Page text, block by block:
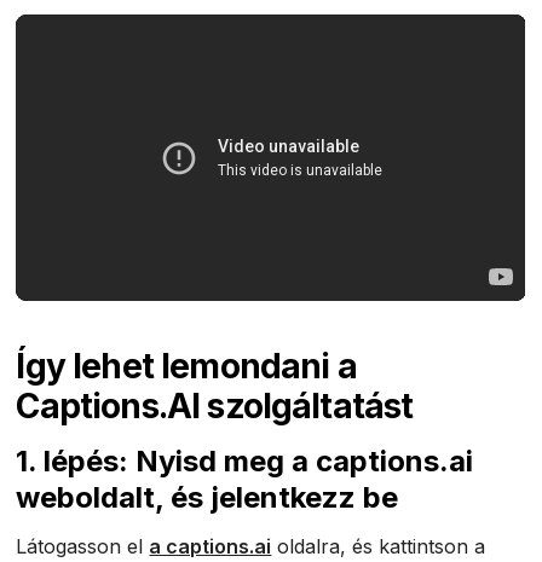
Így lehet lemondani a
Captions.AI szolgáltatást
1. lépés: Nyisd meg a captions.ai
weboldalt, és jelentkezz be
Látogasson el a captions.ai oldalra, és kattintson a